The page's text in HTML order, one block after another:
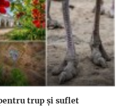
trup și suflet